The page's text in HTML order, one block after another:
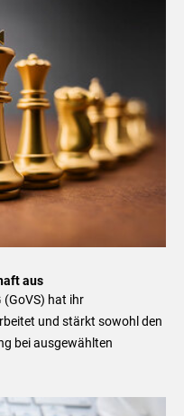
aus
(GoVS) hat ihr
und stärkt sowohl den
bei ausgewählten